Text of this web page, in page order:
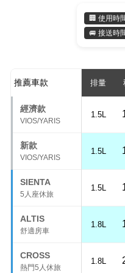
🏢 使用時
🚐 接送時
推薦車款 排量
經濟款
VIOS/YARIS
1.5L
新款
VIOS/YARIS
1.5L
SIENTA
5人座休旅
1.5L
ALTIS
舒適房車
1.8L
CROSS
熱門5人休旅
1.8L